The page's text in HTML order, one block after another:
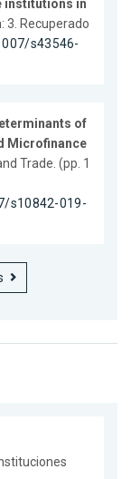
institutions in
3. Recuperado
s43546-
of
Microfinance
Trade. (pp. 1
s10842-019-